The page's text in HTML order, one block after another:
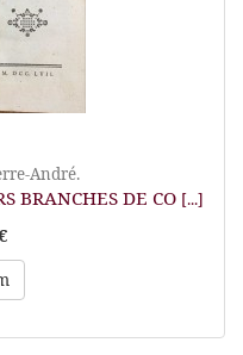
André.
BRANCHES DE CO [...]